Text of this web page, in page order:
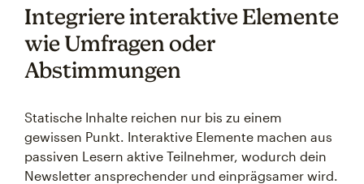
Integriere interaktive Elemente
wie Umfragen oder
Abstimmungen
Statische Inhalte reichen nur bis zu einem
gewissen Punkt. Interaktive Elemente machen aus
passiven Lesern aktive Teilnehmer, wodurch dein
Newsletter ansprechender und einprägsamer wird.